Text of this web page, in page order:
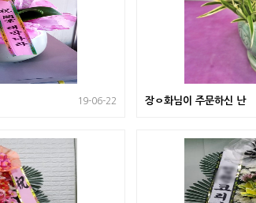
19-06-22 장ㅇ화님이 주문하신 난